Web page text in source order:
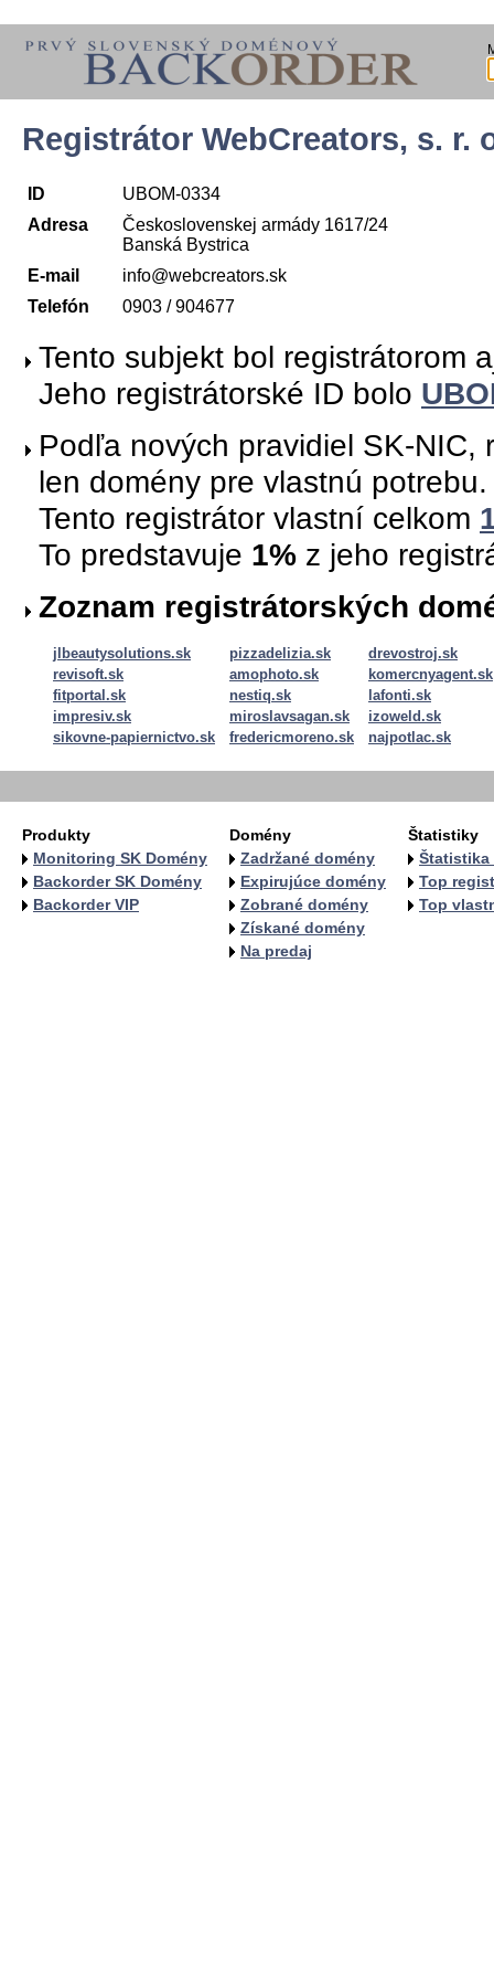
Registrátor WebCreators, s. r.
ID
UBOM-0334
Adresa
Československej armády 1617/24
Banská Bystrica
E-mail
info@webcreators.sk
Telefón
0903 / 904677
Tento subjekt bol registrátorom
Jeho registrátorské ID bolo
Podľa nových pravidiel SK-NIC,
len domény pre vlastnú potrebu.
Tento registrátor vlastní celkom
To predstavuje 1% z jeho
Zoznam registrátorských
jlbeautysolutions.sk pizzadelizia.sk
drevostroj.sk
revisoft.sk
amophoto.sk
komercnyagent.sk
fitportal.sk
nestiq.sk
lafonti.sk
impresiv.sk
miroslavsagan.sk
izoweld.sk
sikovne-papiernictvo.sk
fredericmoreno.sk najpotlac.sk
Produkty
Monitoring SK Domény
Backorder SK Domény
Backorder VIP
Domény
Zadržané domény
Expirujúce domény
Zobrané domény
Získané domény
Na predaj
Štatistiky
Štatistika
Top
Top